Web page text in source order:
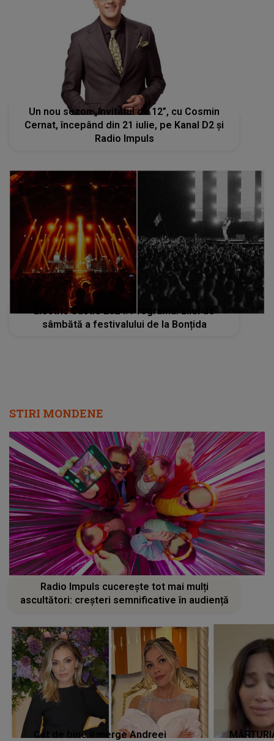
Un nou sezon „Invitatul de 12”, cu Cosmin
Cernat, începând din 21 iulie, pe Kanal D2 și
Radio Impuls
Electric Castle 2024. Programul zilei de
sâmbătă a festivalului de la Bonțida
STIRI MONDENE
Radio Impuls cucerește tot mai mulți
ascultători: creșteri semnificative în audiență
Cât de bine îi merge Andreei